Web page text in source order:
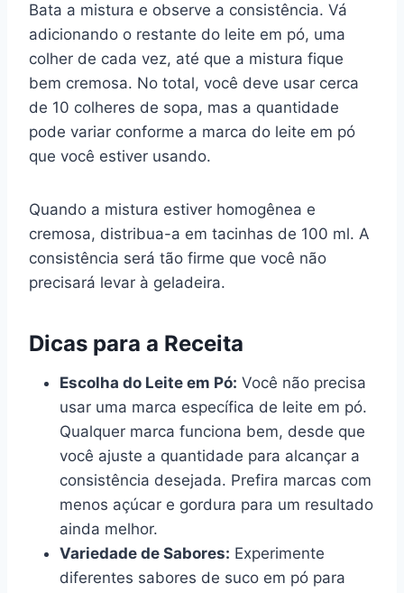
Bata a mistura e observe a consistência. Vá
adicionando o restante do leite em pó, uma
colher de cada vez, até que a mistura fique
bem cremosa. No total, você deve usar cerca
de 10 colheres de sopa, mas a quantidade
pode variar conforme a marca do leite em pó
que você estiver usando.
Quando a mistura estiver homogênea e
cremosa, distribua-a em tacinhas de 100 ml. A
consistência será tão firme que você não
precisará levar à geladeira.
Dicas para a Receita
Escolha do Leite em Pó: Você não precisa
usar uma marca específica de leite em pó.
Qualquer marca funciona bem, desde que
você ajuste a quantidade para alcançar a
consistência desejada. Prefira marcas com
menos açúcar e gordura para um resultado
ainda melhor.
Variedade de Sabores: Experimente
diferentes sabores de suco em pó para